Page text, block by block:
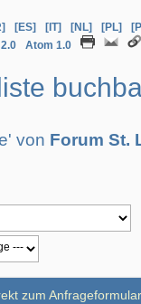
[ES] [IT] [NL] [PL]
Atom 1.0
von Forum St.
zum Anfrageformular